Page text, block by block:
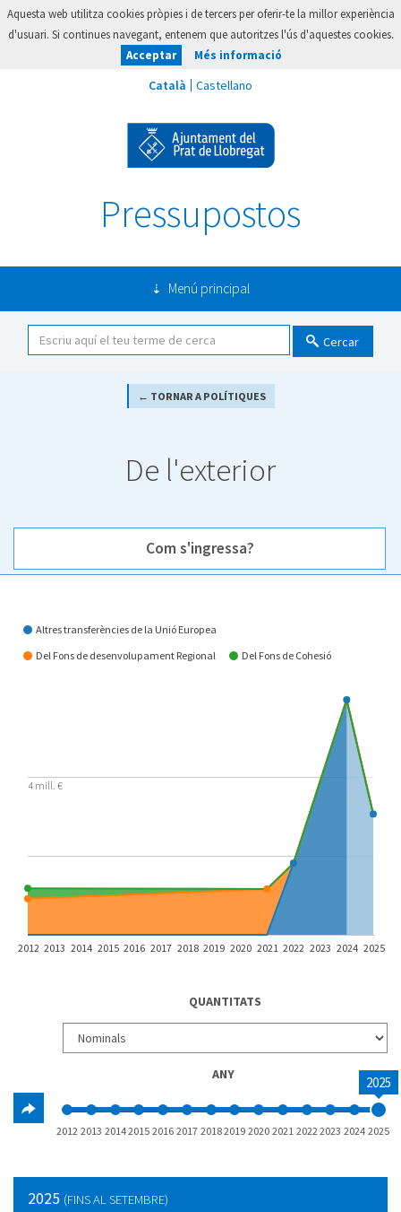
Aquesta web utilitza cookies pròpies i de tercers per oferir-te la millor experiència
d'usuari. Si continues navegant, entenem que autoritzes l'ús d'aquestes cookies.
Acceptar
Més informació
Pressupostos
Menú principal
Cercar
← TORNAR A POLÍTIQUES
De l'exterior
Com s'ingressa?
Com s'ingressa?
Altres transferències de la Unió Europea
Del Fons de desenvolupament Regional
Del Fons de Cohesió
2012 2013 2014 2015 2016 2017 2018 2019 2020 2021 2022 2023 2024 2025
4 mill. €
QUANTITATS
ANY 2025
2012 2013 20142015 2016 2017 20182019 2020 2021 2022 2023 2024 2025
2025 (FINS AL SETEMBRE)